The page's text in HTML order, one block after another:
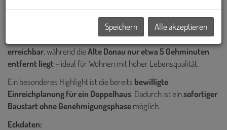
urbaner Anbindung und naturnahem
macht dieses Angebot besonders selten:
U1 sowie das Donauzentrum sind in nur ca. 3 Gehminuten
erreichbar, während dieAlte Donau nur etwa 5 Gehminuten
entfernt liegt– ideal für Wohnen mit hoher Lebensqualität.
Ein besonderes Highlight ist die bereits bewilligte
Einreichplanung für ein Doppelhaus. Dadurch ist einsofortiger
Baustart ohne Genehmigungsphasemöglich.
Eckdaten:
Speichern Alle akzeptieren